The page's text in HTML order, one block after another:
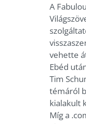
A
vehette
Ebéd
Tim
témáról
kialakult
Míg a